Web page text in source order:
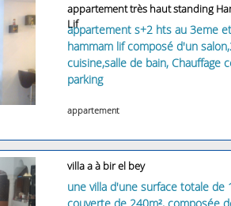
appartement très haut standing
Lif
appartement s+2 hts au 3eme
hammam lif composé d'un
cuisine,salle de bain, Chauffage
parking
appartement
villa a à bir el bey
une villa d'une surface totale de
couverte de 240m², composée